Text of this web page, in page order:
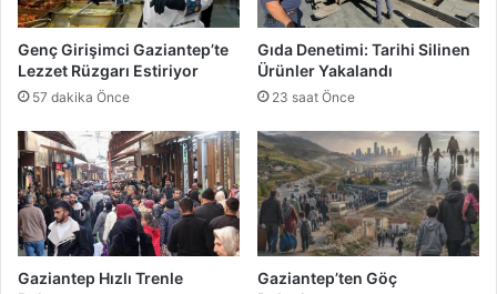
a
n
t
e
p
'
t
e
O
p
e
a
T
c
i
z
D
a
v
a
s
ı
Genç Girişimci Gaziantep’te
Lezzet Rüzgarı Estiriyor
57 dakika Önce
Gıda Denetimi: Tarihi Silinen
Ürünler Yakalandı
23 saat Önce
Gaziantep Hızlı Trenle
Gaziantep’ten Göç